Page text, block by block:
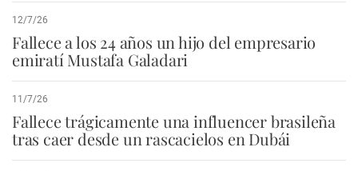
12/7/26
Fallece a los 24 años un hijo del empresario
emiratí Mustafa Galadari
11/7/26
Fallece trágicamente una influencer brasileña
tras caer desde un rascacielos en Dubái